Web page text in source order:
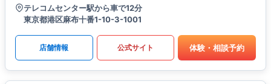
テレコムセンター駅から車で12分
東京都港区麻布十番1-10-3-1001
店舗情報 公式サイト 体験・相談予約